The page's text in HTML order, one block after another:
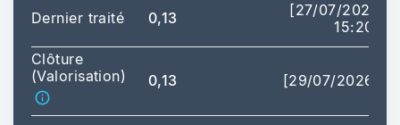
Dernier traité 0,13
[27/07/2026
15:20]
Clôture
(Valorisation)
0,13 [29/07/2026]